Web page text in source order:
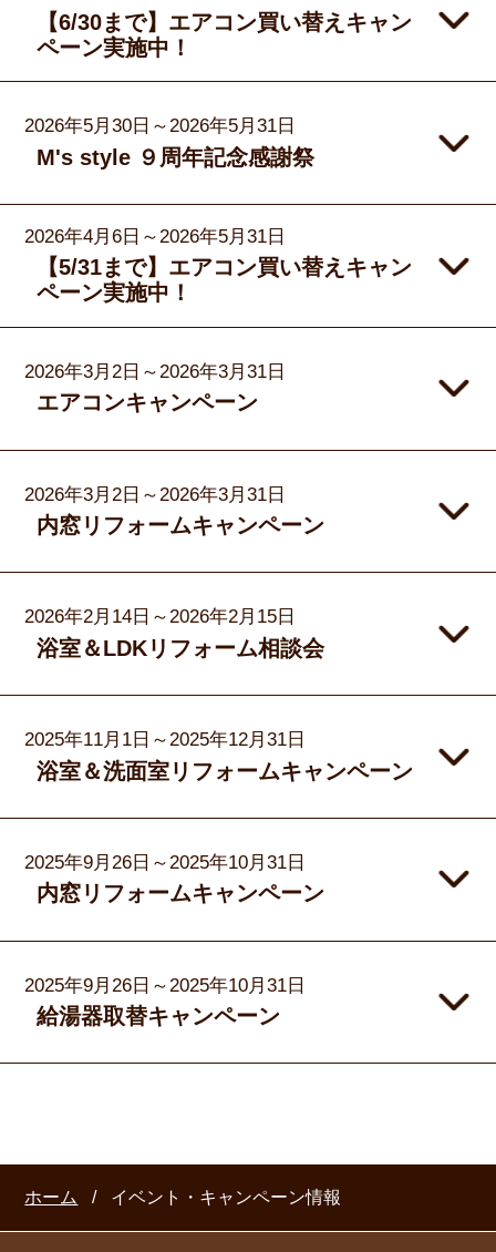
【6/30まで】エアコン買い替えキャン
ペーン実施中！
2026年5月30日～2026年5月31日
M's style ９周年記念感謝祭
2026年4月6日～2026年5月31日
【5/31まで】エアコン買い替えキャン
ペーン実施中！
2026年3月2日～2026年3月31日
エアコンキャンペーン
2026年3月2日～2026年3月31日
内窓リフォームキャンペーン
2026年2月14日～2026年2月15日
浴室＆LDKリフォーム相談会
2025年11月1日～2025年12月31日
浴室＆洗面室リフォームキャンペーン
2025年9月26日～2025年10月31日
内窓リフォームキャンペーン
2025年9月26日～2025年10月31日
給湯器取替キャンペーン
ホーム イベント・キャンペーン情報